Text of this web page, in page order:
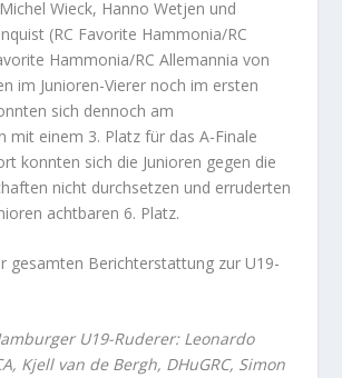
Wieck, Hanno Wetjen und
(RC Favorite Hammonia/RC
Hammonia/RC Allemannia von
im Junioren-Vierer noch im ersten
sich dennoch am
mit einem 3. Platz für das A-Finale
konnten sich die Junioren gegen die
nicht durchsetzen und erruderten
achtbaren 6. Platz.
gesamten Berichterstattung zur U19-
U19-Ruderer: Leonardo
Kjell van de Bergh, DHuGRC, Simon